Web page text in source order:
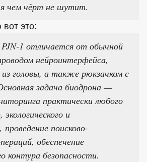
чем чёрт не шутит.
это:
PJN-1 отличается от обычной
нейроинтерфейса,
головы, а также рюкзачком с
задача биодрона —
практически любого
и
поисково-
обеспечение
контура безопасности.